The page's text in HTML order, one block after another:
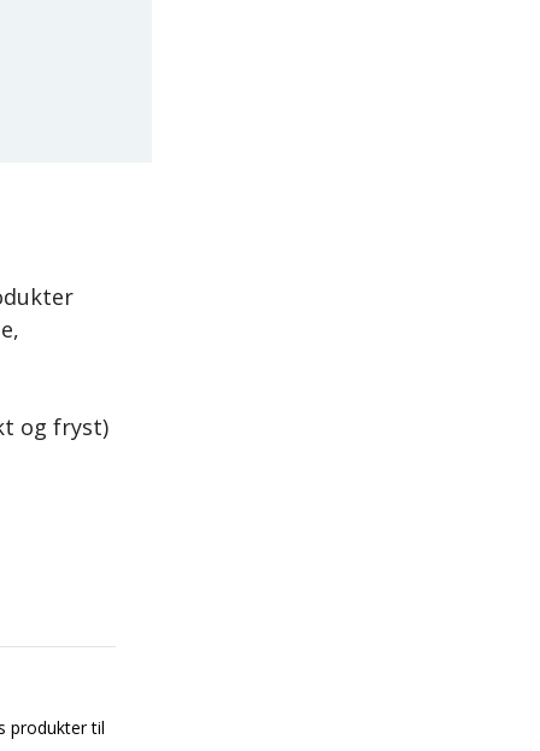
og fryst)
produkter til